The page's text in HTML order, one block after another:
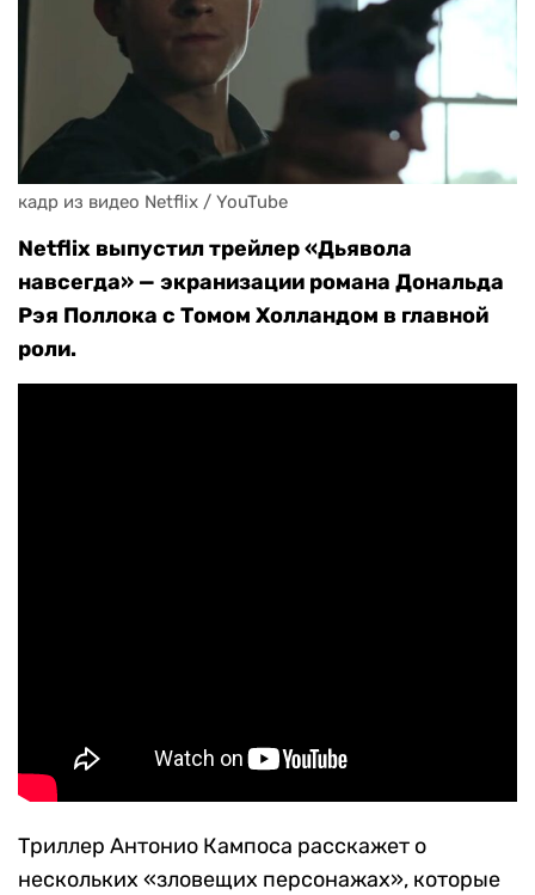
кадр из видео Netflix / YouTube
Netflix выпустил трейлер «Дьявола
навсегда» — экранизации романа Дональда
Рэя Поллока с Томом Холландом в главной
роли.
Триллер Антонио Кампоса расскажет о
нескольких «зловещих персонажах», которые